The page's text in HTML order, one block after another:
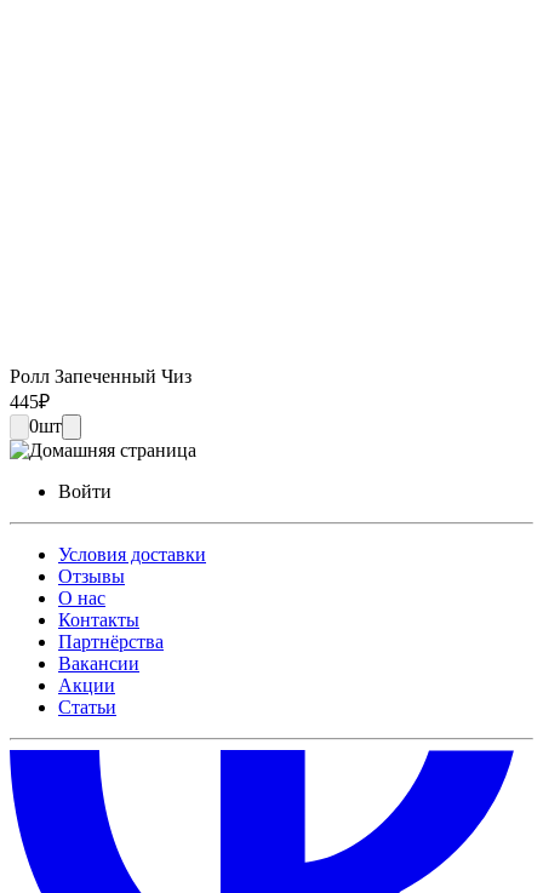
Ролл Запеченный Чиз
445₽
0шт
Войти
Условия доставки
Отзывы
О нас
Контакты
Партнёрства
Вакансии
Акции
Статьи